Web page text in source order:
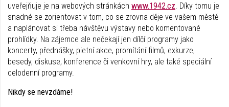
uveřejňuje je na webových stránkách www.1942.cz . Díky tomu je
snadné se zorientovat v tom, co se zrovna děje ve vašem městě
a naplánovat si třeba návštěvu výstavy nebo komentované
prohlídky. Na zájemce ale nečekají jen dílčí programy jako
koncerty, přednášky, pietní akce, promítání filmů, exkurze,
besedy, diskuse, konference či venkovní hry, ale také speciální
celodenní programy.
Nikdy se nevzdáme!